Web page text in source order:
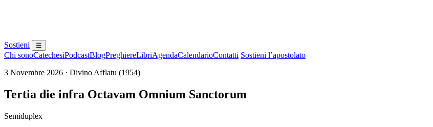
Sostieni ☰
Chi sonoCatechesiPodcastBlogPreghiereLibriAgendaCalendarioContatti Sostieni l’apostolato
3 Novembre 2026 · Divino Afflatu (1954)
Tertia die infra Octavam Omnium Sanctorum
Semiduplex